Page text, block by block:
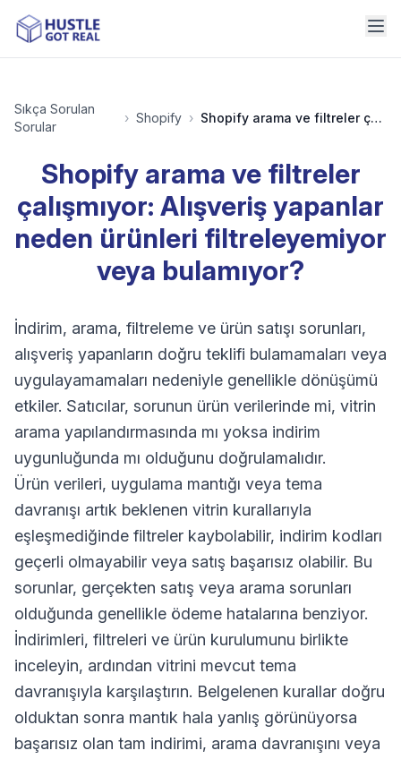
Sıkça Sorulan
Sorular
› Shopify › Shopify arama ve filtreler çalışmıyor: Alışveriş yapanlar neden ürünleri filtreleyemiyor veya bulamıyor?
Shopify arama ve filtreler
çalışmıyor: Alışveriş yapanlar
neden ürünleri filtreleyemiyor
veya bulamıyor?
İndirim, arama, filtreleme ve ürün satışı sorunları,
alışveriş yapanların doğru teklifi bulamamaları veya
uygulayamamaları nedeniyle genellikle dönüşümü
etkiler. Satıcılar, sorunun ürün verilerinde mi, vitrin
arama yapılandırmasında mı yoksa indirim
uygunluğunda mı olduğunu doğrulamalıdır.
Ürün verileri, uygulama mantığı veya tema
davranışı artık beklenen vitrin kurallarıyla
eşleşmediğinde filtreler kaybolabilir, indirim kodları
geçerli olmayabilir veya satış başarısız olabilir. Bu
sorunlar, gerçekten satış veya arama sorunları
olduğunda genellikle ödeme hatalarına benziyor.
İndirimleri, filtreleri ve ürün kurulumunu birlikte
inceleyin, ardından vitrini mevcut tema
davranışıyla karşılaştırın. Belgelenen kurallar doğru
olduktan sonra mantık hala yanlış görünüyorsa
başarısız olan tam indirimi, arama davranışını veya